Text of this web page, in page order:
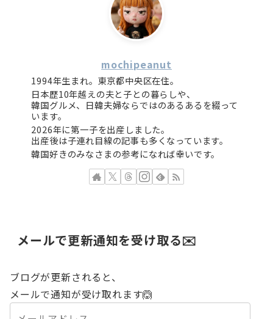
mochipeanut
1994年生まれ。東京都中央区在住。
日本歴10年越えの夫と子との暮らしや、
韓国グルメ、日韓夫婦ならではのあるあるを綴って
います。
2026年に第一子を出産しました。
出産後は子連れ目線の記事も多くなっています。
韓国好きのみなさまの参考になれば幸いです。
メールで更新通知を受け取る✉️
ブログが更新されると、
メールで通知が受け取れます🙆